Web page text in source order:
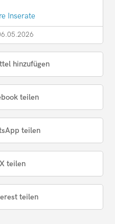
Inserate
hinzufügen
teilen
teilen
teilen
teilen